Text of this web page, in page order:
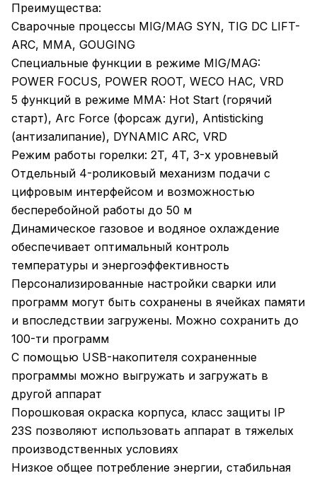
Преимущества:
Сварочные процессы MIG/MAG SYN, TIG DC LIFT-
ARC, MMA, GOUGING
Специальные функции в режиме MIG/MAG:
POWER FOCUS, POWER ROOT, WECO HAC, VRD
5 функций в режиме MMA: Hot Start (горячий
старт), Arc Force (форсаж дуги), Antisticking
(антизалипание), DYNAMIC ARC, VRD
Режим работы горелки: 2T, 4T, 3-х уровневый
Отдельный 4-роликовый механизм подачи с
цифровым интерфейсом и возможностью
бесперебойной работы до 50 м
Динамическое газовое и водяное охлаждение
обеспечивает оптимальный контроль
температуры и энергоэффективность
Персонализированные настройки сварки или
программ могут быть сохранены в ячейках памяти
и впоследствии загружены. Можно сохранить до
100-ти программ
С помощью USB-накопителя сохраненные
программы можно выгружать и загружать в
другой аппарат
Порошковая окраска корпуса, класс защиты IP
23S позволяют использовать аппарат в тяжелых
производственных условиях
Низкое общее потребление энергии, стабильная